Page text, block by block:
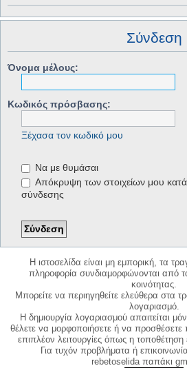
Σύνδεση
Όνομα μέλους:
Κωδικός πρόσβασης:
Ξέχασα τον κωδικό μου
Να με θυμάσαι
Απόκρυψη των στοιχείων μου κατά
σύνδεσης
Η ιστοσελίδα είναι μη εμπορική, τα
πληροφορία συνδιαμορφώνονται από
κοινότητας.
Μπορείτε να περιηγηθείτε ελεύθερα στα
λογαριασμό.
Η δημιουργία λογαριασμού απαιτείται
θέλετε να μορφοποιήσετε ή να προσθέσετε
επιπλέον λειτουργίες όπως η
Για τυχόν προβλήματα ή
rebetoselida παπάκι